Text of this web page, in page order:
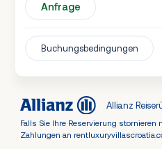
Anfrage
Buchungsbedingungen
Allianz
Falls Sie Ihre Reservierung
Zahlungen an